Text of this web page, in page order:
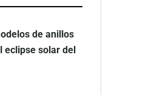
de anillos
eclipse solar del